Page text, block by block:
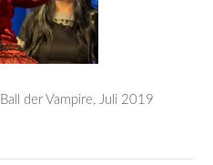
der Vampire, Juli 2019